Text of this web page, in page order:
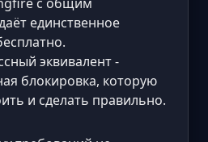
единственное
эквивалент -
блокировка, которую
и сделать правильно.